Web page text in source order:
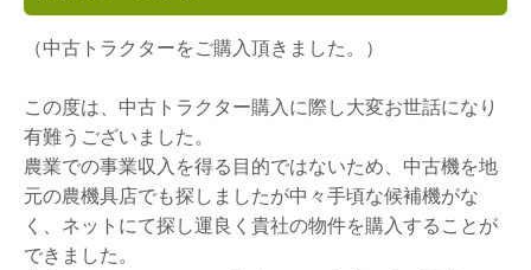
（中古トラクターをご購入頂きました。）
この度は、中古トラクター購入に際し大変お世話になり
有難うございました。
農業での事業収入を得る目的ではないため、中古機を地
元の農機具店でも探しましたが中々手頃な候補機がな
く、ネットにて探し運良く貴社の物件を購入することが
できました。